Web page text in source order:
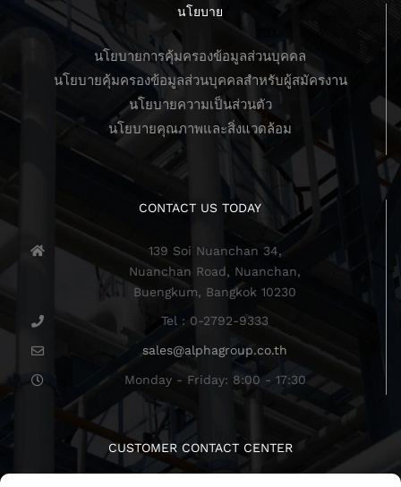
นโยบาย
นโยบายการคุ้มครองข้อมูลส่วนบุคคล
นโยบายคุ้มครองข้อมูลส่วนบุคคลสำหรับผู้สมัครงาน
นโยบายความเป็นส่วนตัว
นโยบายคุณภาพและสิ่งแวดล้อม
CONTACT US TODAY
139 Soi Nuanchan 34,
Nuanchan Road, Nuanchan,
Buengkum, Bangkok 10230
Tel : 0-2792-9333
sales@alphagroup.co.th
Monday - Friday: 8:00 - 17:30
CUSTOMER CONTACT CENTER